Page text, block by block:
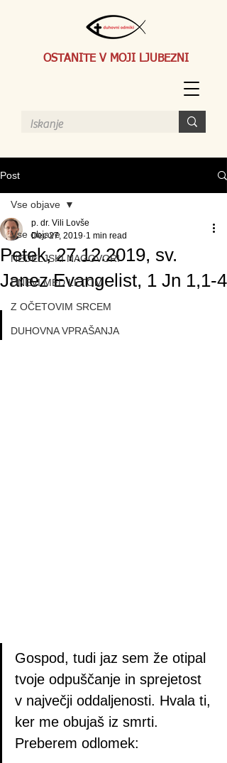
OSTANITE V MOJI LJUBEZNI
Post
Vse objave
NEDELJSKI NAGOVORI
DNEVI MED LETOM
Z OČETOVIM SRCEM
DUHOVNA VPRAŠANJA
Vse objave
Petek, 27.12.2019, sv.
Janez Evangelist, 1 Jn 1,1-4
p. dr. Vili Lovše
Dec 27, 2019 1 min read
Gospod, tudi jaz sem že otipal
tvoje odpuščanje in sprejetost
v največji oddaljenosti. Hvala ti,
ker me obujaš iz smrti.
Preberem odlomek: